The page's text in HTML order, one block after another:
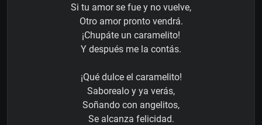
Si tu amor se fue y no vuelve,
Otro amor pronto vendrá.
¡Chupáte un caramelito!
Y después me la contás.
¡Qué dulce el caramelito!
Saborealo y ya verás,
Soñando con angelitos,
Se alcanza felicidad.